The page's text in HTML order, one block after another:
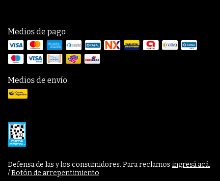
Medios de pago
Medios de envío
Defensa de las y los consumidores. Para reclamos ingresá acá.
/Botón de arrepentimiento